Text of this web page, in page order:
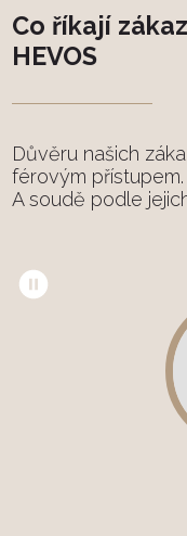
Co říkají
HEVOS
Důvěru našich
férovým přístupem.
A soudě podle
Spuštění/zastavení